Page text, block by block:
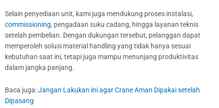
Selain penyediaan unit, kami juga mendukung proses instalasi,
commissioning, pengadaan suku cadang, hingga layanan teknis
setelah pembelian. Dengan dukungan tersebut, pelanggan dapat
memperoleh solusi material handling yang tidak hanya sesuai
kebutuhan saat ini, tetapi juga mampu menunjang produktivitas
dalam jangka panjang.
Baca juga:Jangan Lakukan ini agar Crane Aman Dipakai setelah
Dipasang